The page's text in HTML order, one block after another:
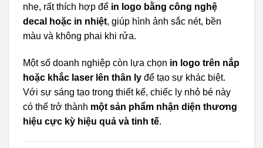
nhẹ, rất thích hợp để in logo bằng công nghệ
decal hoặc in nhiệt, giúp hình ảnh sắc nét, bền
màu và không phai khi rửa.
Một số doanh nghiệp còn lựa chọn in logo trên nắp
hoặc khắc laser lên thân ly để tạo sự khác biệt.
Với sự sáng tạo trong thiết kế, chiếc ly nhỏ bé này
có thể trở thành một sản phẩm nhận diện thương
hiệu cực kỳ hiệu quả và tinh tế.